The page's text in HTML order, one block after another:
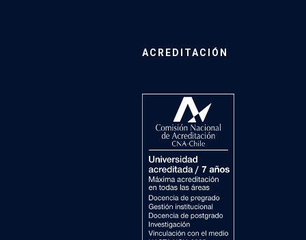
ACREDITACIÓN